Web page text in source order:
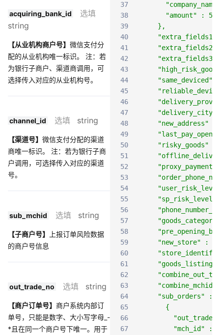
acquiring_bank_id
选填
string
【从业机构商户号】 微信支付分
配的从业机构唯一标识。 注：若
为银行子商户、渠道商调用，可
选择传入对应的从业机构号。
channel_id 选填 string
【渠道号】 微信支付分配的渠道
商唯一标识。 注：若为银行子商
户调用，可选择传入对应的渠道
号。
sub_mchid 选填 string
【子商户号】
上报订单风险数据
的商户号信息
out_trade_no 选填 string
【商户订单号】 商户系统内部订
单号，只能是数字、大小写字母_-
*且在同一个商户号下唯一。用于
37
38
      "amount" : 500
39
    },
40
"extra_fields1"
41
"extra_fields2"
42
"extra_fields3"
43
44
"same_deviced"
45
46
47
"delivery_city"
48
"new_address" :
49
50
"risky_goods" :
51
52
"proxy_payment"
53
54
55
"sp_risk_level"
56
57
58
59
"new_store" :
60
61
62
63
"combine_mchid"
64
    "sub_orders" : [
65
      {
66
67
"mch_id" :